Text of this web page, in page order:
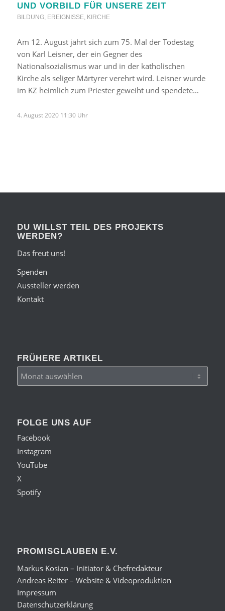
UND VORBILD FÜR UNSERE ZEIT
BILDUNG, EREIGNISSE, KIRCHE
Am 12. August jährt sich zum 75. Mal der Todestag
von Karl Leisner, der ein Gegner des
Nationalsozialismus war und in der katholischen
Kirche als seliger Märtyrer verehrt wird. Leisner wurde
im KZ heimlich zum Priester geweiht und spendete…
4. August 2020 11:30 Uhr
DU WILLST TEIL DES PROJEKTS
WERDEN?
Das freut uns!
Spenden
Aussteller werden
Kontakt
FRÜHERE ARTIKEL
FOLGE UNS AUF
Facebook
Instagram
YouTube
X
Spotify
PROMISGLAUBEN E.V.
Markus Kosian – Initiator & Chefredakteur
Andreas Reiter – Website & Videoproduktion
Impressum
Datenschutzerklärung